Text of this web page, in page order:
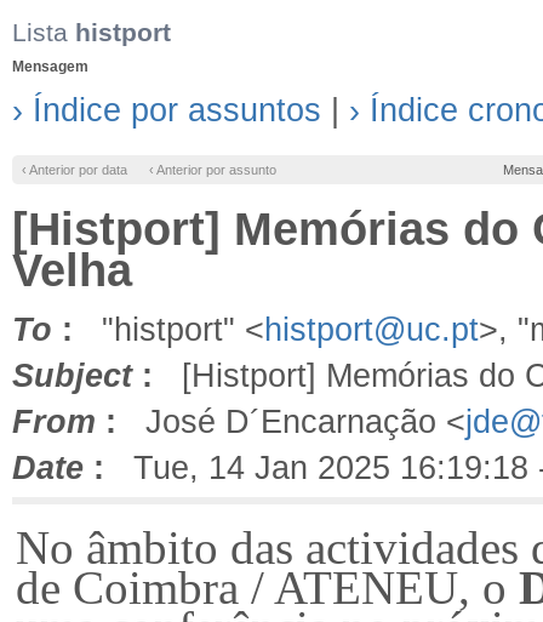
Lista histport
Mensagem
› Índice por assuntos › Índice
‹ Anterior por data ‹ Anterior por assunto
[Histport] Memórias do
Velha
To : "histport" <histport@uc.pt>,
Subject: [Histport] Memórias do
From : José D´Encarnação <
Date : Tue, 14 Jan 2025 16:19:18
No âmbito das actividades
de Coimbra / ATENEU, o